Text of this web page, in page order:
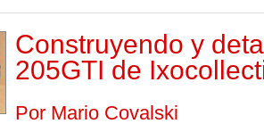
Construyendo y
205GTI de
Por Mario Covalski